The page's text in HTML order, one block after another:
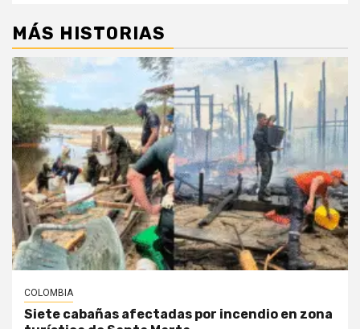
MÁS HISTORIAS
COLOMBIA
Siete cabañas afectadas por incendio en zona